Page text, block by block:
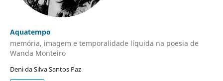
Aquatempo
memória, imagem e temporalidade líquida na poesia de
Wanda Monteiro
Deni da Silva Santos Paz